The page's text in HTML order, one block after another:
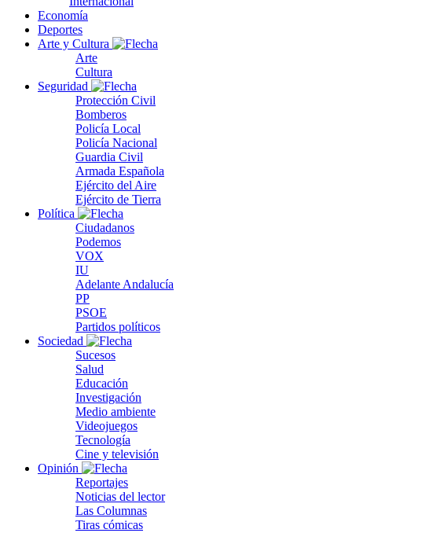
Economía
Deportes
Arte y Cultura
Arte
Cultura
Seguridad
Protección Civil
Bomberos
Policía Local
Policía Nacional
Guardia Civil
Armada Española
Ejército del Aire
Ejército de Tierra
Política
Ciudadanos
Podemos
VOX
IU
Adelante Andalucía
PP
PSOE
Partidos políticos
Sociedad
Sucesos
Salud
Educación
Investigación
Medio ambiente
Videojuegos
Tecnología
Cine y televisión
Opinión
Reportajes
Noticias del lector
Las Columnas
Tiras cómicas